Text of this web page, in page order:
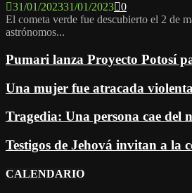
31/01/202331/01/2023 0
El cometa verde fue descubierto el 2 de
astrónomos...
Pumari lanza Proyecto Potosí
Una mujer fue atracada
Tragedia: Una persona cae del
Testigos de Jehová invitan a la
CALENDARIO